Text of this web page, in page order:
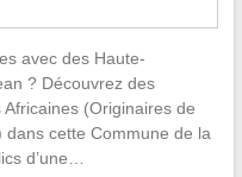
avec des Haute-
? Découvrez des
(Originaires de
dans cette Commune de la
d’une…